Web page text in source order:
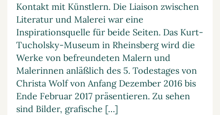
Kontakt mit Künstlern. Die Liaison zwischen
Literatur und Malerei war eine
Inspirationsquelle für beide Seiten. Das Kurt-
Tucholsky-Museum in Rheinsberg wird die
Werke von befreundeten Malern und
Malerinnen anläßlich des 5. Todestages von
Christa Wolf von Anfang Dezember 2016 bis
Ende Februar 2017 präsentieren. Zu sehen
sind Bilder, grafische […]